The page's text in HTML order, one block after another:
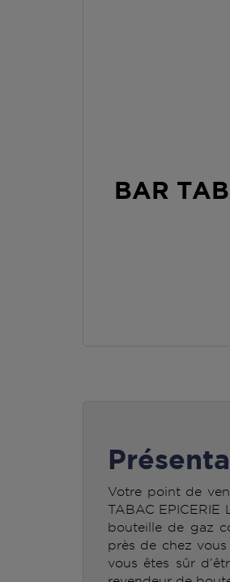
BAR
Votre point de
TABAC EPICERIE
bouteille de gaz
près de chez
vous êtes sûr